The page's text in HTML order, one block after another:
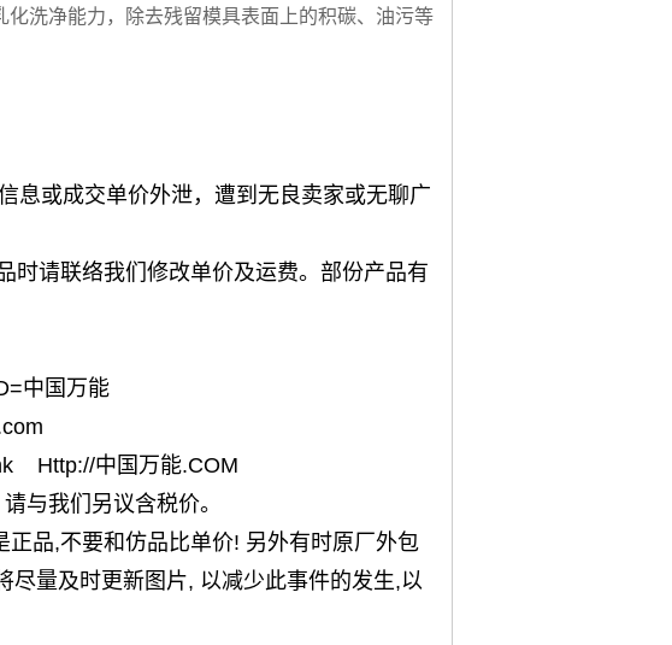
洗净能力，除去残留模具表面上的积碳、油污等
息或成交单价外泄，遭到无良卖家或无聊广
时请联络我们修改单价及运费。部份产品有
中国万能
Http://中国万能.COM
与我们另议含税价。
品,不要和仿品比单价! 另外有时原厂外包
尽量及时更新图片, 以减少此事件的发生,以